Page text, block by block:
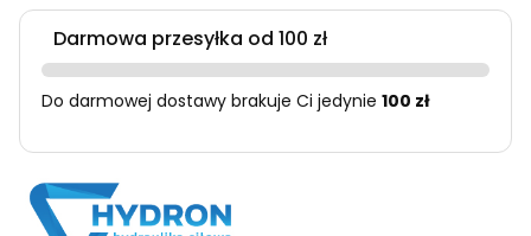
Darmowa przesyłka od 100 zł
Do darmowej dostawy brakuje Ci jedynie 100 zł